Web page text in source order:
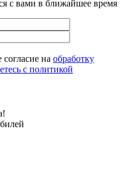
с вами в ближайшее время
на обработку
с политикой